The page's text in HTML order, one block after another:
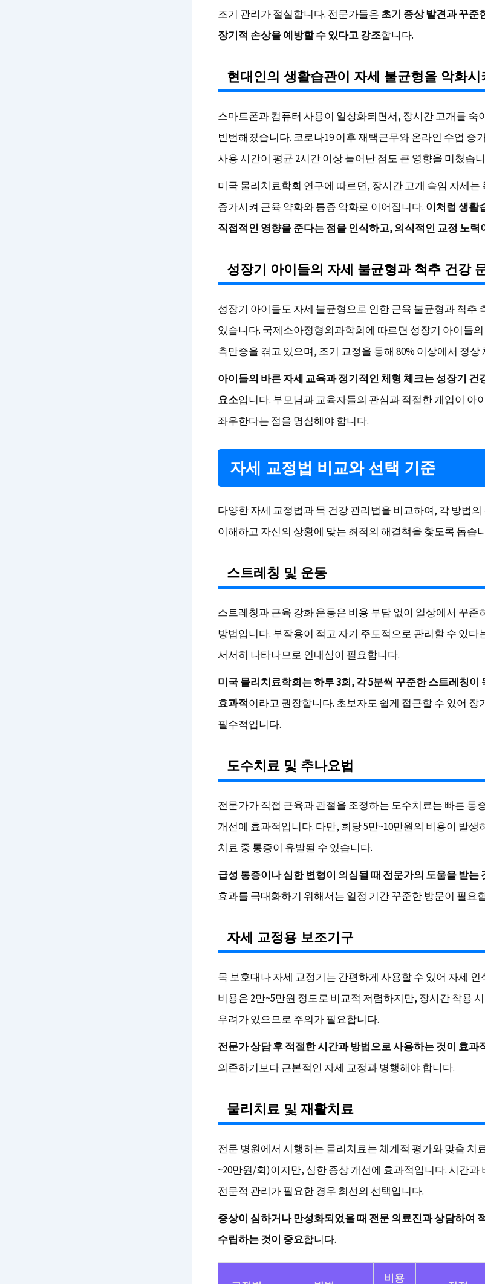
조기 관리가 절실합니다. 전문가들은 초기 증상 발견과 꾸준
장기적 손상을 예방할 수 있다고 강조합니다.
현대인의 생활습관이 자세 불균형을 악화시
스마트폰과 컴퓨터 사용이 일상화되면서, 장시간 고개를 숙
빈번해졌습니다. 코로나19 이후 재택근무와 온라인 수업 증
사용 시간이 평균 2시간 이상 늘어난 점도 큰 영향을 미쳤습
미국 물리치료학회 연구에 따르면, 장시간 고개 숙임 자세는
증가시켜 근육 약화와 통증 악화로 이어집니다. 이처럼 생활
직접적인 영향을 준다는 점을 인식하고, 의식적인 교정 노력
성장기 아이들의 자세 불균형과 척추 건강
성장기 아이들도 자세 불균형으로 인한 근육 불균형과 척추
있습니다. 국제소아정형외과학회에 따르면 성장기 아이들
측만증을 겪고 있으며, 조기 교정을 통해 80% 이상에서 정상
아이들의 바른 자세 교육과 정기적인 체형 체크는 성장기 건
요소입니다. 부모님과 교육자들의 관심과 적절한 개입이 아
좌우한다는 점을 명심해야 합니다.
자세 교정법 비교와 선택 기준
다양한 자세 교정법과 목 건강 관리법을 비교하여, 각 방법
이해하고 자신의 상황에 맞는 최적의 해결책을 찾도록 돕습
스트레칭 및 운동
스트레칭과 근육 강화 운동은 비용 부담 없이 일상에서 꾸준
방법입니다. 부작용이 적고 자기 주도적으로 관리할 수 있다
서서히 나타나므로 인내심이 필요합니다.
미국 물리치료학회는 하루 3회, 각 5분씩 꾸준한 스트레칭이
효과적이라고 권장합니다. 초보자도 쉽게 접근할 수 있어 장
필수적입니다.
도수치료 및 추나요법
전문가가 직접 근육과 관절을 조정하는 도수치료는 빠른 통
개선에 효과적입니다. 다만, 회당 5만~10만원의 비용이 발생
치료 중 통증이 유발될 수 있습니다.
급성 통증이나 심한 변형이 의심될 때 전문가의 도움을 받는
효과를 극대화하기 위해서는 일정 기간 꾸준한 방문이 필요
자세 교정용 보조기구
목 보호대나 자세 교정기는 간편하게 사용할 수 있어 자세
비용은 2만~5만원 정도로 비교적 저렴하지만, 장시간 착용
우려가 있으므로 주의가 필요합니다.
전문가 상담 후 적절한 시간과 방법으로 사용하는 것이 효과
의존하기보다 근본적인 자세 교정과 병행해야 합니다.
물리치료 및 재활치료
전문 병원에서 시행하는 물리치료는 체계적 평가와 맞춤 치
~20만원/회)이지만, 심한 증상 개선에 효과적입니다. 시간과
전문적 관리가 필요한 경우 최선의 선택입니다.
증상이 심하거나 만성화되었을 때 전문 의료진과 상담하여
수립하는 것이 중요합니다.
비용